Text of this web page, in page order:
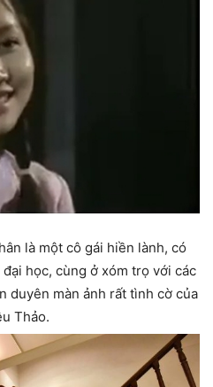
là một cô gái hiền lành, có
học, cùng ở xóm trọ với các
duyên màn ảnh rất tình cờ của
Thảo.